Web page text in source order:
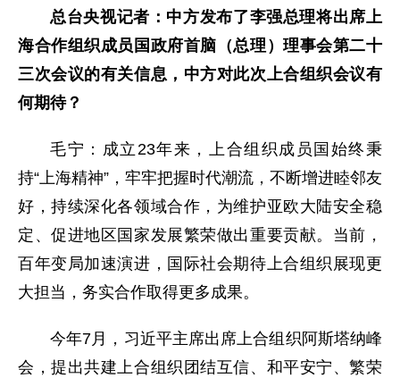
总台央视记者：中方发布了李强总理将出席上
海合作组织成员国政府首脑（总理）理事会第二十
三次会议的有关信息，中方对此次上合组织会议有
何期待？
毛宁：成立23年来，上合组织成员国始终秉
持“上海精神”，牢牢把握时代潮流，不断增进睦邻友
好，持续深化各领域合作，为维护亚欧大陆安全稳
定、促进地区国家发展繁荣做出重要贡献。当前，
百年变局加速演进，国际社会期待上合组织展现更
大担当，务实合作取得更多成果。
今年7月，习近平主席出席上合组织阿斯塔纳峰
会，提出共建上合组织团结互信、和平安宁、繁荣